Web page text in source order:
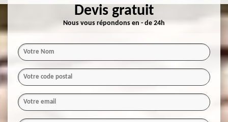
Devis gratuit
Nous vous répondons en - de 24h